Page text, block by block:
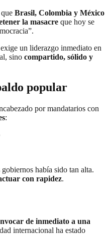
Brasil, Colombia y México
la masacre que hoy se
exige un liderazgo inmediato en
sino compartido, sólido y
popular
por mandatarios con
:
había sido tan alta.
con rapidez.
de inmediato a una
internacional ha estado